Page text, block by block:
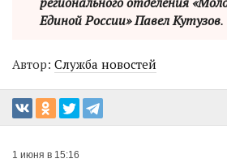
Единой России» Павел Кутузов.
Автор: Служба новостей
1 июня в 15:16